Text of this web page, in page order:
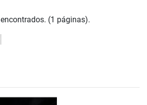
encontrados. (1 páginas).